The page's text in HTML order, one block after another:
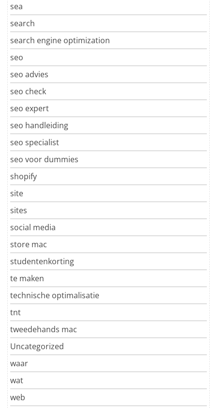
sea
search
search engine optimization
seo
seo advies
seo check
seo expert
seo handleiding
seo specialist
seo voor dummies
shopify
site
sites
social media
store mac
studentenkorting
te maken
technische optimalisatie
tnt
tweedehands mac
Uncategorized
waar
wat
web